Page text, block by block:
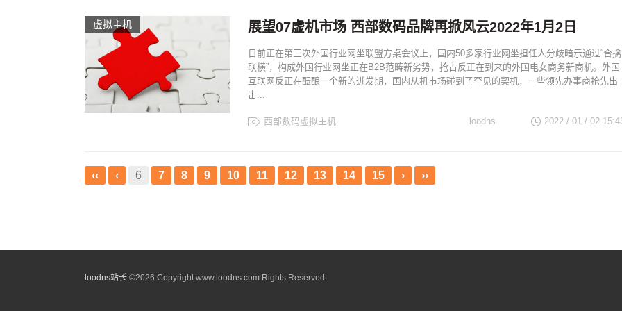
虚拟主机 展望07虚机市场 西部数码品牌再掀风云2022年1月2日
日前正在第三次外国行业网坐联盟方桌会议上，国内50多家行业网坐担任人分歧暗示通过“合擒
联横”，构成外国行业网坐正在B2B范畴新劣势，抢占反正在到来的外国电女商务新商机。外国
互联网反正在酝酿一个新的迸发期，国内从机市场碰到了罕见的契机，一些领先办事商抢先出
击...
西部数码虚拟主机 2022 / 01 / 02
loodns
‹‹ ‹ 6 7 8 9 10 11 12 13 14 15 › ››
loodns站长 ©2026 Copyright www.loodns.com Rights Reserved.